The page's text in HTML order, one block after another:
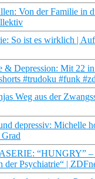
Von der Familie in
So ist es wirklich |
& Depression: Mit 22 in
#trudoku #funk
Weg aus der
depressiv: Michelle
“HUNGRY” –
der Psychiatrie“ |